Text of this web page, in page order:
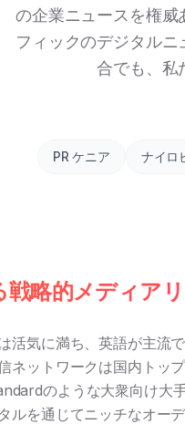
の企業ニュースを権威
フィックのデジタル
合でも、私
PR ケニア ナイロ
略的メディア
活気に満ち、英語が主流
ネットワークは国内トッ
のような大衆向け大
ルを通じてニッチなオー